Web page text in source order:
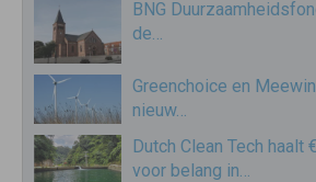
BNG
de…
Greenchoice en
nieuw…
Dutch Clean Tech haalt
voor belang in…